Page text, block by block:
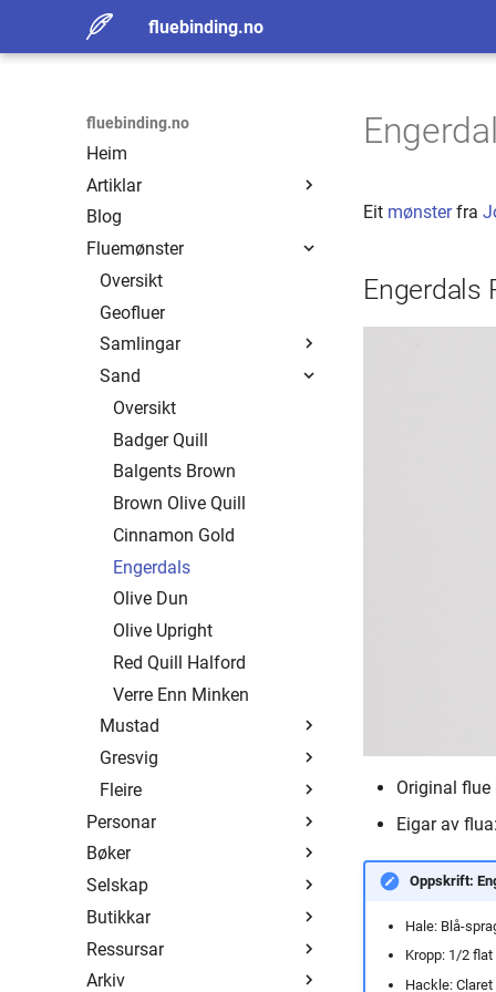
fluebinding.no
fluebinding.no
Heim
Artiklar
Erling Sand
Fluefiskerens Viktigste
Redskap
Henry Olsen
Historisk flue
Blog
Fluemønster
Oversikt
Geofluer
Samlingar
Oversikt
Eide
Ivar Løchen
Tommy Torp
Sand
Oversikt
Badger Quill
Balgents Brown
Brown Olive Quill
Cinnamon Gold
Engerdals
Olive Dun
Olive Upright
Red Quill Halford
Verre Enn Minken
Mustad
Oversikt
Alle mønster
1 - 19
20 - 39
40 - 59
60 - 79
80 - 99
100 - 119
Gresvig
Oversikt
Ørretfluer - 1-30
Ørretfluer - 31-60
Ørretfluer - 61-91
Ørretfluer - 92-121
Ørretfluer - 122-140
Specialfluer
Fleire
Black Tandem
Fluefiskeriets...
Hellefossflua
Krolsen
Kronen CDC Caddis
Peter Ross
Personar
Oversikt
André Brun
Christoffer Gaarder
Eivind Berulfsen
Halvor Aas
Bøker
Oversikt
DSF
Fluefiskeriets...
Imitasjoner
Selskap
Oversikt
Mustad
Oversikt
Butikkar
Oversikt
Baardsen
Ressursar
Web/Blog
Arkiv
Eit mønsterfra
Engerdals
Original flue
Eigar av
Oppskrift:
Hale: Blå-
Kropp: 1/2
Hackle: Claret